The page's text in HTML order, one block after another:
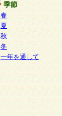
季節
春
夏
秋
冬
一年を通して